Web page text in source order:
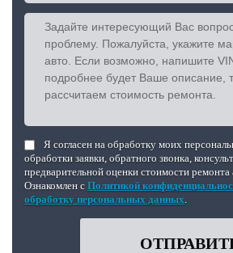
Я согласен на обработку моих
обработки заявки, обратного звонка,
предварительной оценки стоимости ремонта
Ознакомлен с Политикой
обработку персональных данных